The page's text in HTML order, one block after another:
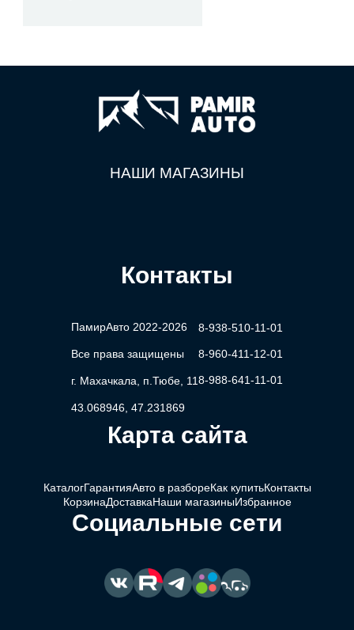
НАШИ МАГАЗИНЫ
Контакты
ПамирАвто 2022-2026
Все права защищены
г. Махачкала, п.Тюбе, 11
43.068946, 47.231869
8-938-510-11-01
8-960-411-12-01
8-988-641-11-01
Карта сайта
КаталогГарантияАвто в разбореКак купитьКонтакты
КорзинаДоставкаНаши магазиныИзбранное
Социальные сети